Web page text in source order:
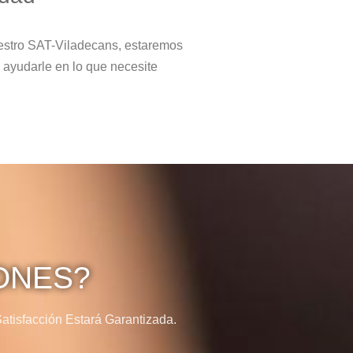
SAT-Viladecans, estaremos
en lo que necesite
Estará Garantizada.